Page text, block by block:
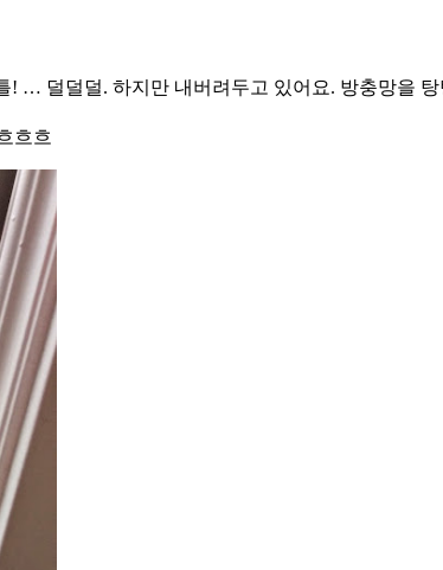
… 덜덜덜. 하지만 내버려두고 있어요. 방충망을
흐흐